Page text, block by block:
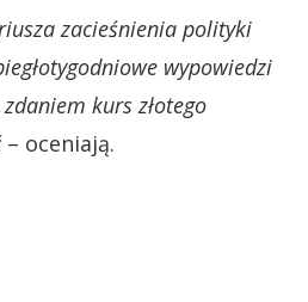
zacieśnienia polityki
wypowiedzi
kurs złotego
– oceniają.